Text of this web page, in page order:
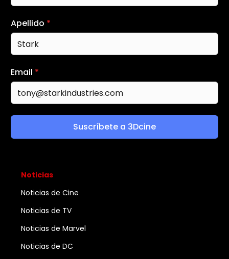
Apellido *
Email *
Suscríbete a 3Dcine
Noticias
Noticias de Cine
Noticias de TV
Noticias de Marvel
Noticias de DC